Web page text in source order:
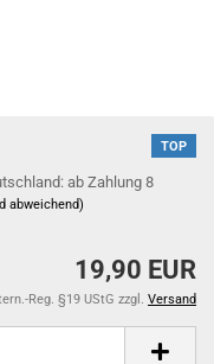
TOP
ab Zahlung 8
abweichend)
19,90 EUR
Reg. §19 UStG zzgl. Versand